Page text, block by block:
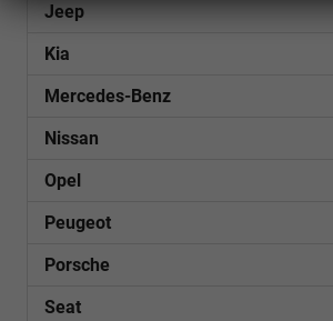
Jeep
Kia
Mercedes-Benz
Nissan
Opel
Peugeot
Porsche
Seat